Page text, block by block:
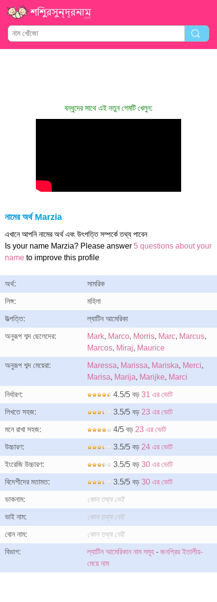
বন্ধুদের সাথে এই নতুন গেমটি খেলুন:
নামের অর্থ Marzia
এখানে আপনি নামের অর্থ এবং উৎপত্তি সম্পর্কে তথ্য পাবেন
Is your name Marzia? Please answer 5 questions about your
name to improve this profile
অর্থ: সামরিক
লিঙ্গ: মহিলা
উত্পত্তি: ল্যাটিন আমেরিকা
অনুরূপ শব্দ ছেলেদের: Mark, Marco, Morris, Marc, Marcus,
Marcos, Miraj, Maurice
অনুরূপ শব্দ মেয়েরা: Maressa, Marissa, Mariska, Merci,
Marisa, Marija, Marijke, Marci
নির্ধারণ: 4.5/5 বড় 31 এর ভোট
লিখতে সহজ: 3.5/5 বড় 23 এর ভোট
মনে রাখা সহজ: 4/5 বড় 23 এর ভোট
উচ্চারণ: 3.5/5 বড় 24 এর ভোট
ইংরেজি উচ্চারণ: 3.5/5 বড় 30 এর ভোট
বিদেশীদের মতামত: 3.5/5 বড় 30 এর ভোট
ডাকনাম: কোন তথ্য নেই
ভাই নাম: কোন তথ্য নেই
বোন নাম: কোন তথ্য নেই
বিভাগ: ল্যাটিন আমেরিকান নাম সমূহ- জনপ্রিয় ইতালীয়-
মেয়ে নাম